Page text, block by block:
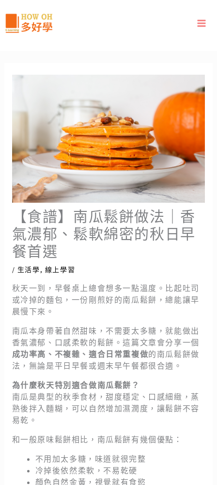
至
要
【食譜】南瓜鬆餅做法｜香
氣濃郁、鬆軟綿密的秋日早
餐首選
/ 生活學, 線上學習
秋天一到，早餐桌上總會想多一點溫度。比起吐司
或冷掉的麵包，一份剛煎好的南瓜鬆餅，總能讓早
晨慢下來。
南瓜本身帶著自然甜味，不需要太多糖，就能做出
香氣濃郁、口感柔軟的鬆餅。這篇文章會分享一個
成功率高、不複雜、適合日常重複做的南瓜鬆餅做
法，無論是平日早餐或週末早午餐都很合適。
為什麼秋天特別適合做南瓜鬆餅？
南瓜是典型的秋季食材，甜度穩定、口感細緻，蒸
熟後拌入麵糊，可以自然增加濕潤度，讓鬆餅不容
易乾。
和一般原味鬆餅相比，南瓜鬆餅有幾個優點：
不用加太多糖，味道就很完整
冷掉後依然柔軟，不易乾硬
顏色自然金黃，視覺就有食慾